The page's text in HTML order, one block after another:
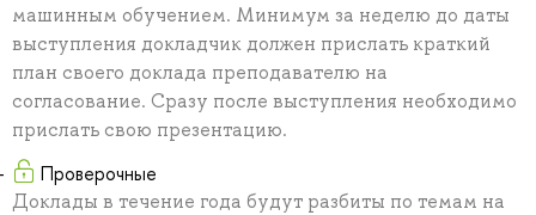
машинным обучением. Минимум за неделю до даты
выступления докладчик должен прислать краткий
план своего доклада преподавателю на
согласование. Сразу после выступления необходимо
прислать свою презентацию.
Проверочные
Доклады в течение года будут разбиты по темам на